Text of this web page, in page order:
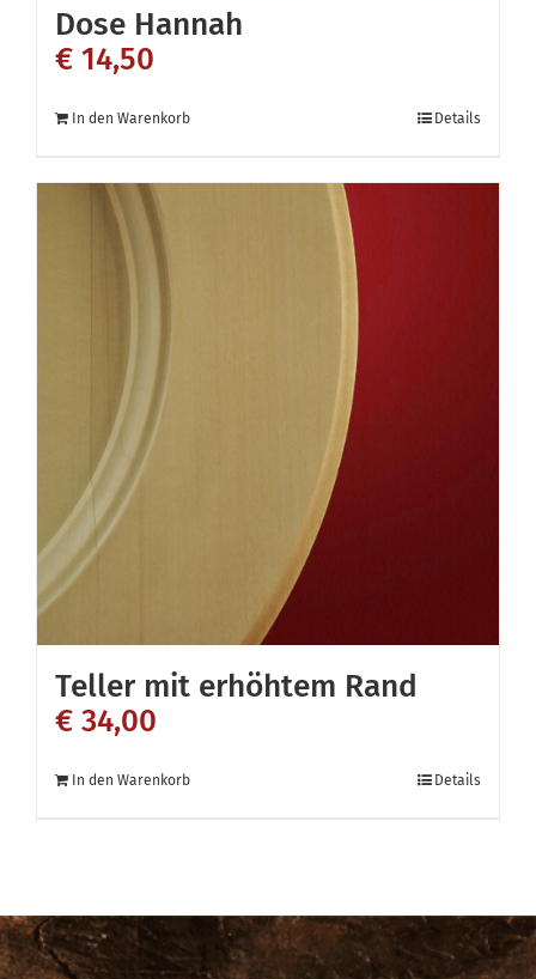
Dose Hannah
€ 14,50
In den Warenkorb Details
Teller mit erhöhtem Rand
€ 34,00
In den Warenkorb Details